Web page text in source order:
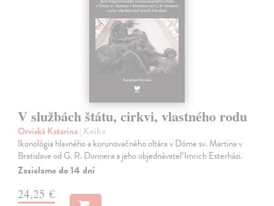
V službách štátu, cirkvi, vlastného rodu
Orviská Katarína| Kniha
Ikonológia hlavného a korunovačného oltára v Dóme sv. Martina v
Bratislave od G. R. Donnera a jeho objednávateľ Imrich Esterházi.
Zasielame do 14 dní
24,25 €